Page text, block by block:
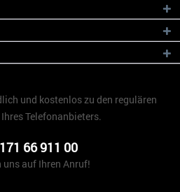
und kostenlos zu den regulären
Telefonanbieters.
66 911 00
uns auf Ihren Anruf!